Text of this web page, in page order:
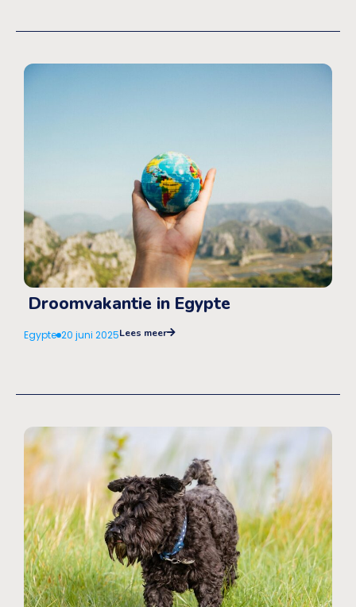
Droomvakantie in Egypte
Egypte 20 juni 2025Lees meer